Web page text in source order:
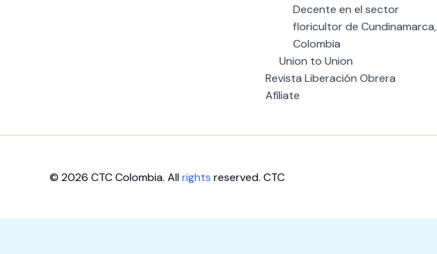
Decente en el sector
floricultor de Cundinamarca,
Colombia
Union to Union
Revista Liberación Obrera
Afíliate
© 2026 CTC Colombia. Allrights reserved. CTC